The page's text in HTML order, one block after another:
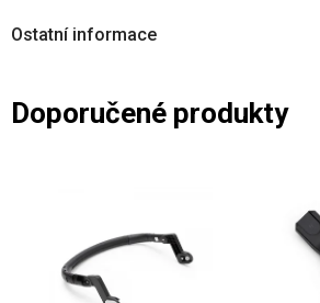
Ostatní informace
Doporučené produkty